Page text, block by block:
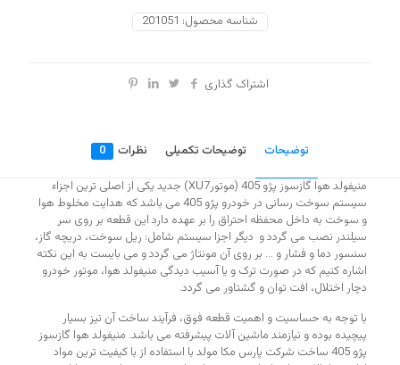
شناسه محصول: 201051
اشتراک گذاری
توضیحات توضیحات تکمیلی نظرات
0
منیفولد هوا گازسوز پژو 405 (موتورXU7) جدید یکی از اصلی ترین اجزاء
سیستم سوخت رسانی در خودرو پژو 405 می باشد که هد‌ایت مخلوط هوا
و سوخت به د‌اخل محفظه احتراق را بر عهده دارد این قطعه بر روی سر
سیلندر نصب می گردد و دیگر اجزا سیستم شامل: ریل سوخت، دریچه گاز،
سنسور دما و فشار و … بر روی آن مونتاژ می گردد و می بایست به این نکته
اشاره کنیم که در صورت ترک و یا آسیب دیدگی منیفولد هوا، موتور خودرو
دچار اختلال، افت توان و گشتاور می گردد.
با توجه به حساسیت و اهمیت قطعه فوق، فرآیند ساخت آن نیز بسیار
پیچیده بوده و نیازمند ماشین آلات پیشرفته می باشد. منیفولد هوا گازسوز
پژو 405 ساخت شرکت پارس مکا مولد با استفاده از با کیفیت ترین مواد